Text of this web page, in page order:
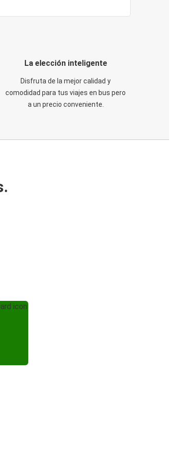
La elección inteligente
Disfruta de la mejor calidad y
comodidad para tus viajes en bus pero
a un precio conveniente.